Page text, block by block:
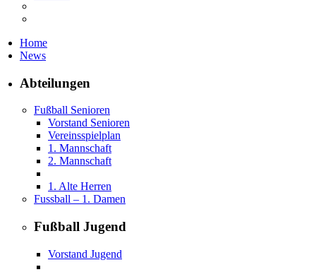
Home
News
Abteilungen
Fußball Senioren
Vorstand Senioren
Vereinsspielplan
1. Mannschaft
2. Mannschaft
1. Alte Herren
Fussball – 1. Damen
Fußball Jugend
Vorstand Jugend